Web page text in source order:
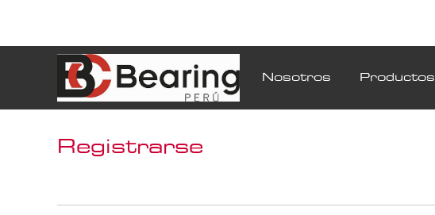
Nosotros Productos
Registrarse